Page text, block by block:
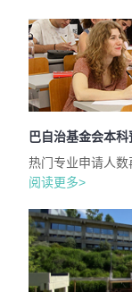
巴自治基金会本
热门专业申请人数
阅读更多>